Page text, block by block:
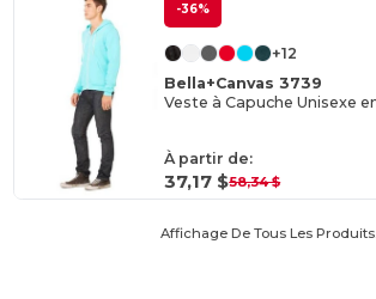
-36%
+12
Bella+Canvas 3739
À partir de:
37,17 $58,34 $
Affichage De Tous Les Produits.